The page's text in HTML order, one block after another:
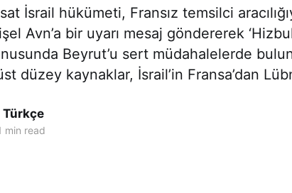
İsrail hükümeti, Fransız temsilci
Avn’a bir uyarı mesaj göndererek
Beyrut’u sert müdahalelerde
düzey kaynaklar, İsrail’in Fransa’dan
min read